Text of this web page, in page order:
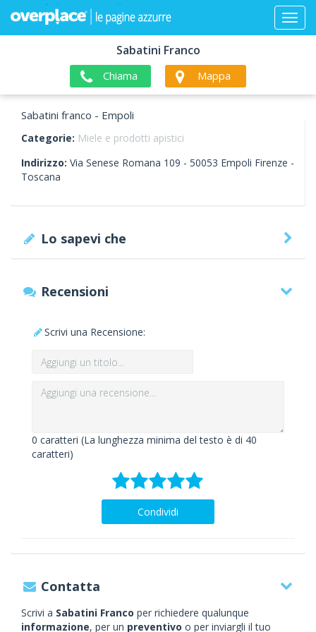
Sabatini Franco
Chiama Mappa
Sabatini franco - Empoli
Categorie: Miele e prodotti apistici
Indirizzo: Via Senese Romana 109 - 50053 Empoli Firenze -
Toscana
Lo sapevi che
Recensioni
Scrivi una Recensione:
0 caratteri (La lunghezza minima del testo è di 40
caratteri)
Condividi
Contatta
Scrivi a Sabatini Franco per richiedere qualunque
informazione, per un preventivo o per inviargli il tuo